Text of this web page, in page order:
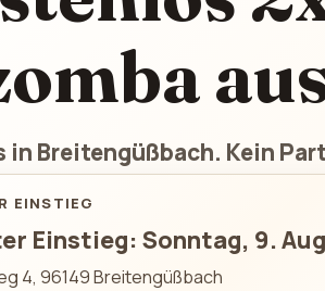
in Breitengüßbach. Kein
EINSTIEG
Einstieg: Sonntag, 9.
4, 96149 Breitengüßbach